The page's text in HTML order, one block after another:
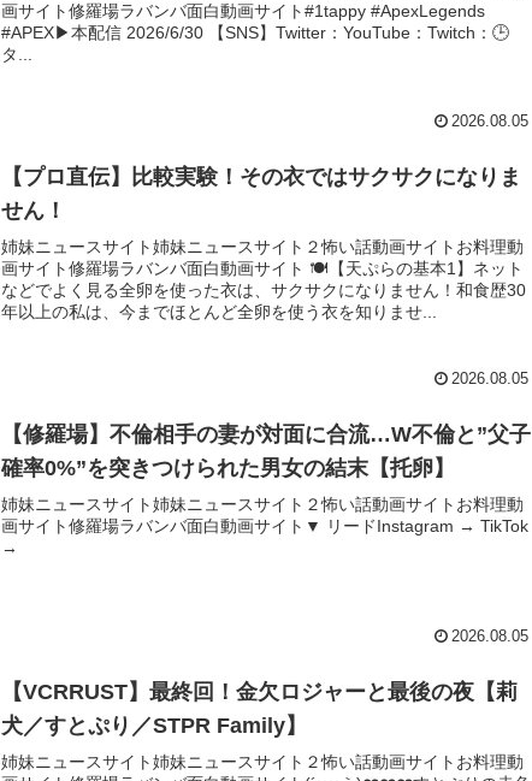
画サイト修羅場ラバンバ面白動画サイト#1tappy #ApexLegends
#APEX▶本配信 2026/6/30 【SNS】Twitter：YouTube：Twitch：🕒
タ...
2026.08.05
【プロ直伝】比較実験！その衣ではサクサクになりま
せん！
姉妹ニュースサイト姉妹ニュースサイト２怖い話動画サイトお料理動
画サイト修羅場ラバンバ面白動画サイト 🍽【天ぷらの基本1】ネット
などでよく見る全卵を使った衣は、サクサクになりません！和食歴30
年以上の私は、今までほとんど全卵を使う衣を知りませ...
2026.08.05
【修羅場】不倫相手の妻が対面に合流…W不倫と”父子
確率0%”を突きつけられた男女の結末【托卵】
姉妹ニュースサイト姉妹ニュースサイト２怖い話動画サイトお料理動
画サイト修羅場ラバンバ面白動画サイト▼ リードInstagram → TikTok
→
2026.08.05
【VCRRUST】最終回！金欠ロジャーと最後の夜【莉
犬／すとぷり／STPR Family】
姉妹ニュースサイト姉妹ニュースサイト２怖い話動画サイトお料理動